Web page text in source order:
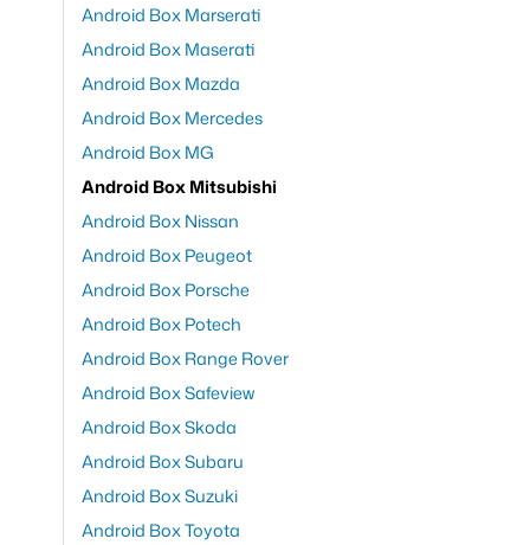
Android Box Marserati
Android Box Maserati
Android Box Mazda
Android Box Mercedes
Android Box MG
Android Box Mitsubishi
Android Box Nissan
Android Box Peugeot
Android Box Porsche
Android Box Potech
Android Box Range Rover
Android Box Safeview
Android Box Skoda
Android Box Subaru
Android Box Suzuki
Android Box Toyota